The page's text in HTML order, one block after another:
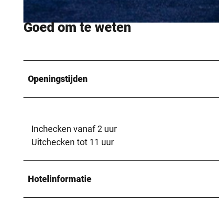
© Wasili Schamin |CC-BY-SA
Goed om te weten
Openingstijden
Inchecken vanaf 2 uur
Uitchecken tot 11 uur
Hotelinformatie